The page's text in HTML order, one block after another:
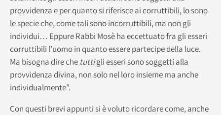
provvidenza e per quanto si riferisce ai corruttibili, lo sono
le specie che, come tali sono incorruttibili, ma non gli
individui… Eppure Rabbi Mosè ha eccettuato fra gli esseri
corruttibili l’uomo in quanto essere partecipe della luce.
Ma bisogna dire che tuttigli esseri sono soggetti alla
provvidenza divina, non solo nel loro insieme ma anche
individualmente”.
Con questi brevi appunti si è voluto ricordare come, anche